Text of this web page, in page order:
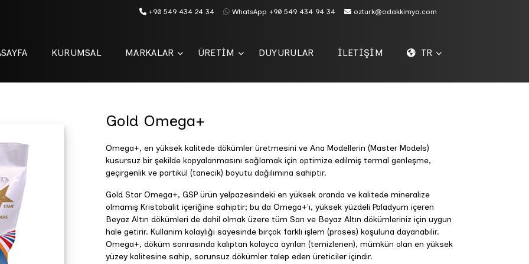
+90 549 434 24 34 WhatsApp +90 549 434 94 34 ozturk@odakkimya.com
KURUMSAL MARKALAR ÜRETİM DUYURULAR İLETİŞİM TR
Gold Omega+
Omega+, en yüksek kalitede dökümler üretmesini ve Ana Modellerin (Master Models)
kusursuz bir şekilde kopyalanmasını sağlamak için optimize edilmiş termal genleşme,
geçirgenlik ve partikül (tanecik) boyutu dağılımına sahiptir.
Gold Star Omega+, GSP ürün yelpazesindeki en yüksek oranda ve kalitede mineralize
olmamış Kristobalit içeriğine sahiptir; bu da Omega+'ı, yüksek yüzdeli Paladyum içeren
Beyaz Altın dökümleri de dahil olmak üzere tüm Sarı ve Beyaz Altın dökümleriniz için uygun
hale getirir. Kullanım kolaylığı sayesinde birçok farklı işlem (proses) koşuluna dayanabilir.
Omega+, döküm sonrasında kalıptan kolayca ayrılan (temizlenen), mümkün olan en yüksek
yüzey kalitesine sahip, sorunsuz dökümler talep eden üreticiler içindir.